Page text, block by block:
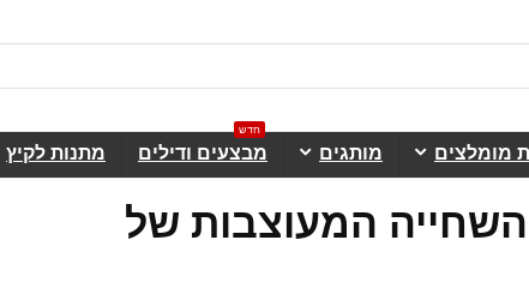
מומלצים מותגים מבצעים ודילים
חדש
מתנות לקיץ
המעוצבות של